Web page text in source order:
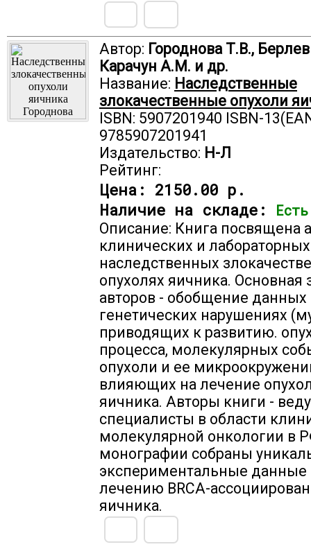
Автор: Городнова Т.В.,
Карачун А.М. и др.
Название: Наследственные
злокачественные опухоли
ISBN: 5907201940 ISBN-
9785907201941
Издательство: Н-Л
Рейтинг:
Цена: 2150.00 р.
Наличие на складе:
Описание: Книга посвящена
клинических и
наследственных
опухолях яичника. Основная
авторов - обобщение данных
генетических нарушениях
приводящих к развитию.
процесса, молекулярных
опухоли и ее
влияющих на лечение
яичника. Авторы книги -
специалисты в области
молекулярной онкологии в
монографии собраны
экспериментальные данные
лечению BRCA-
яичника.